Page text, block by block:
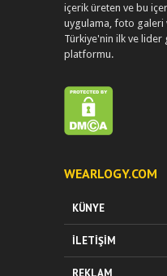
içerik üreten ve bu
uygulama, foto galeri
Türkiye'nin ilk ve
platformu.
WEARLOGY.COM
KÜNYE
İLETIŞIM
REKLAM